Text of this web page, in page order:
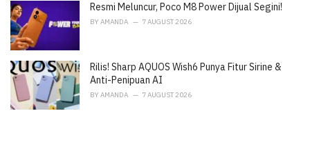
Resmi Meluncur, Poco M8 Power Dijual Segini!
BY AMANDA 7 AUGUST 2026
Rilis! Sharp AQUOS Wish6 Punya Fitur Sirine &
Anti-Penipuan AI
BY AMANDA 7 AUGUST 2026